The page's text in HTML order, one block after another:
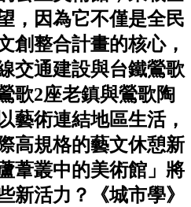
，因為它不僅是全民
創整合計畫的核心，
交通建設與台鐵鶯歌
歌2座老鎮與鶯歌陶
藝術連結地區生活，
高規格的藝文休憩新
葦叢中的美術館」將
新活力？《城市學》